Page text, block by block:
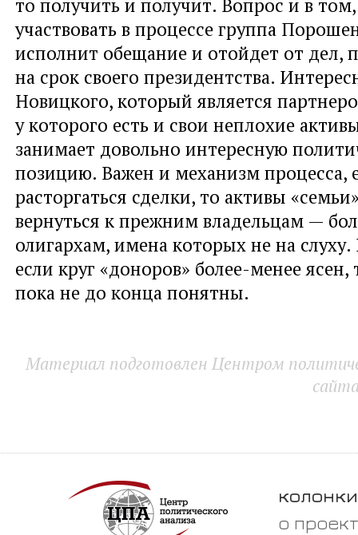
то получить и получит. Вопрос и в
участвовать в процессе группа
исполнит обещание и отойдет от дел,
на срок своего президентства.
Новицкого, который является
у которого есть и свои неплохие
занимает довольно интересную
позицию. Важен и механизм процесса,
расторгаться сделки, то активы
вернуться к прежним владельцам —
олигархам, имена которых не на
если круг «доноров» более-менее
пока не до конца понятны.
Материал подготовлен Центром
колонки
о